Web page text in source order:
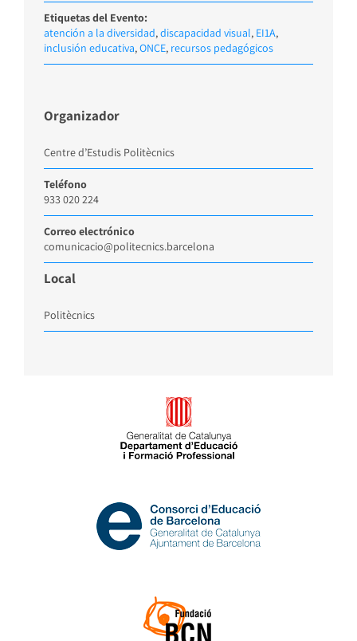
Etiquetas del Evento:
atención a la diversidad,discapacidad visual, EI1A,
inclusión educativa,ONCE, recursos pedagógicos
Local
Politècnics
Organizador
Centre d’Estudis Politècnics
Teléfono
933 020 224
Correo electrónico
comunicacio@politecnics.barcelona